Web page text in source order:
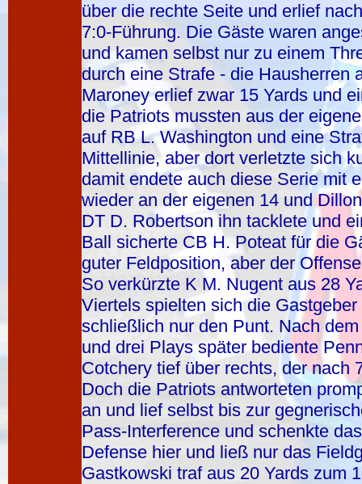
über die rechte Seite und erlief
7:0-Führung. Die Gäste waren
und kamen selbst nur zu einem
durch eine Strafe - die Hausherren
Maroney erlief zwar 15 Yards und
die Patriots mussten aus der
auf RB L. Washington und eine
Mittellinie, aber dort verletzte sich
damit endete auch diese Serie mit
wieder an der eigenen 14 und
DT D. Robertson ihn tacklete und
Ball sicherte CB H. Poteat für die
guter Feldposition, aber der
So verkürzte K M. Nugent aus 28
Viertels spielten sich die
schließlich nur den Punt. Nach
und drei Plays später bediente
Cotchery tief über rechts, der nach
Doch die Patriots antworteten
an und lief selbst bis zur
Pass-Interference und schenkte
Defense hier und ließ nur das
Gastkowski traf aus 20 Yards zum